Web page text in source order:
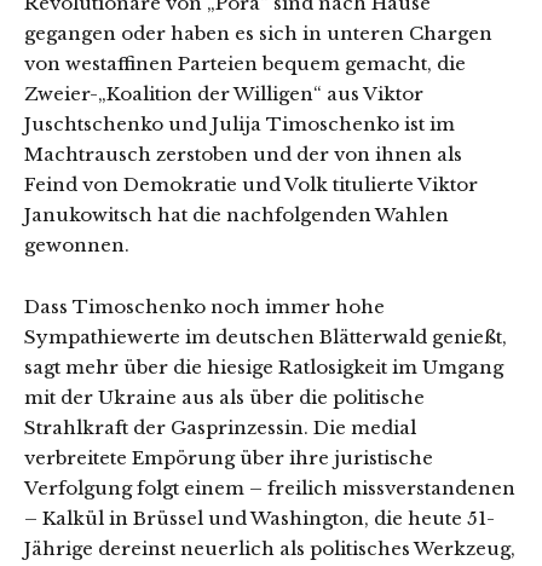
gegangen oder haben es sich in unteren Chargen
von westaffinen Parteien bequem gemacht, die
Zweier-„Koalition der Willigen“ aus Viktor
Juschtschenko und Julija Timoschenko ist im
Machtrausch zerstoben und der von ihnen als
Feind von Demokratie und Volk titulierte Viktor
Janukowitsch hat die nachfolgenden Wahlen
gewonnen.
Dass Timoschenko noch immer hohe
Sympathiewerte im deutschen Blätterwald genießt,
sagt mehr über die hiesige Ratlosigkeit im Umgang
mit der Ukraine aus als über die politische
Strahlkraft der Gasprinzessin. Die medial
verbreitete Empörung über ihre juristische
Verfolgung folgt einem – freilich missverstandenen
– Kalkül in Brüssel und Washington, die heute 51-
Jährige dereinst neuerlich als politisches Werkzeug,